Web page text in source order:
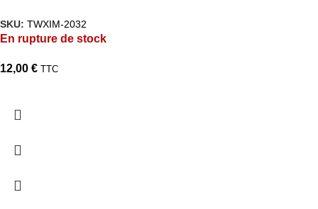
SKU: TWXIM-2032
En rupture de stock
12,00 € TTC